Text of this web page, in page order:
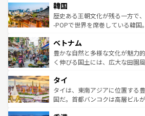
ワイを、存分に味わってほしい。 なお、新着のハワイ情報
はコンテンツ一覧を参照してほ
いる。アクティビティも充実し
ビング、ハイキングなど、アウ
い。オーストラリアの多彩な魅
参照してほしい。
ン）、静ひつな山岳地帯である
と山間の静けさが共存しており
驚きをもたらしてくれる。また
容にもいいと評判のスイーツな
が味わえる。 なお、新着の台
照してほしい。
韓国
歴史ある王朝文化が残る一方で
-POPで世界を席巻している韓国
き、地方に足を延ばせば四季折
できる。そして、キムチや焼肉
まで、さまざまな韓国料理が待
リティに包まれながら、韓国の
わってみてほしい。
覧を参照してほしい。
ベトナム
豊かな自然と多様な文化が魅力
く伸びる国土には、広大な田園
急速な発展と共に伝統が息づく
ーチミン市のフランス統治時代
醸し出している。また、バラエ
タイ
タイは、東南アジアに位置する
国だ。首都バンコクは高層ビル